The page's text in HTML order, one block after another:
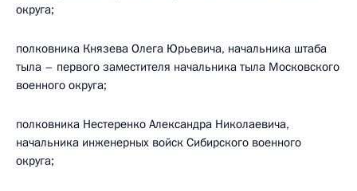
округа;
полковника Князева Олега Юрьевича, начальника штаба
тыла – первого заместителя начальника тыла Московского
военного округа;
полковника Нестеренко Александра Николаевича,
начальника инженерных войск Сибирского военного
округа;